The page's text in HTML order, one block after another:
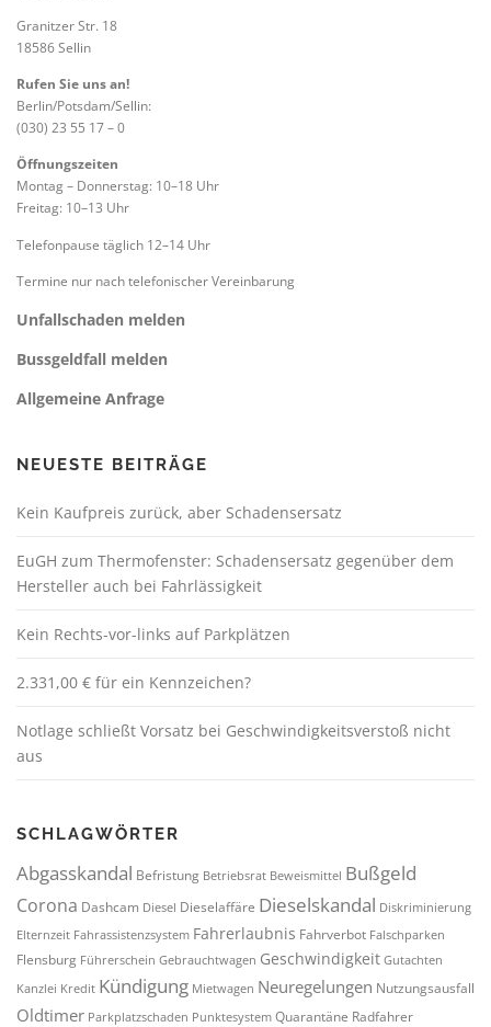
Granitzer Str. 18
18586 Sellin
Rufen Sie uns an!
Berlin/Potsdam/Sellin:
(030) 23 55 17 – 0
Öffnungszeiten
Montag – Donnerstag: 10–18 Uhr
Freitag: 10–13 Uhr
Telefonpause täglich 12–14 Uhr
Termine nur nach telefonischer Vereinbarung
Unfallschaden melden
Bussgeldfall melden
Allgemeine Anfrage
NEUESTE BEITRÄGE
Kein Kaufpreis zurück, aber Schadensersatz
EuGH zum Thermofenster: Schadensersatz gegenüber dem
Hersteller auch bei Fahrlässigkeit
Kein Rechts-vor-links auf Parkplätzen
2.331,00 € für ein Kennzeichen?
Notlage schließt Vorsatz bei Geschwindigkeitsverstoß nicht
aus
SCHLAGWÖRTER
Abgasskandal Befristung Betriebsrat Beweismittel Bußgeld
Corona Dashcam Diesel Dieselaffäre Dieselskandal Diskriminierung
Elternzeit Fahrassistenzsystem Fahrerlaubnis Fahrverbot Falschparken
Flensburg Führerschein Gebrauchtwagen Geschwindigkeit Gutachten
Kanzlei Kredit Kündigung Mietwagen Neuregelungen Nutzungsausfall
Oldtimer Parkplatzschaden Punktesystem Quarantäne Radfahrer